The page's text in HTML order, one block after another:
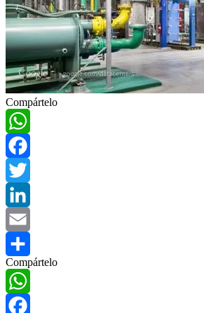
Compártelo
WhatsApp
Facebook
Twitter
LinkedIn
Email
Compartir
Compártelo
WhatsApp